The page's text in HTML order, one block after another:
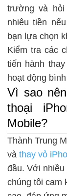
trường và
nhiêu tiền
bạn lựa chọn
Kiểm tra các
tiến hành
hoạt động
Vì sao
thoại
Mobile?
Thành Trung
và thay vỏ
đầu. Với
chúng tôi cam